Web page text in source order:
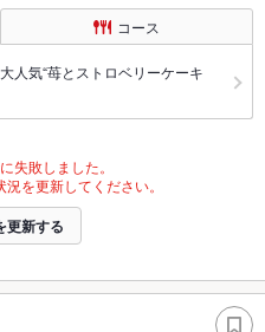
コース
人気“苺とストロベリーケーキ
失敗しました。
を更新してください。
更新する